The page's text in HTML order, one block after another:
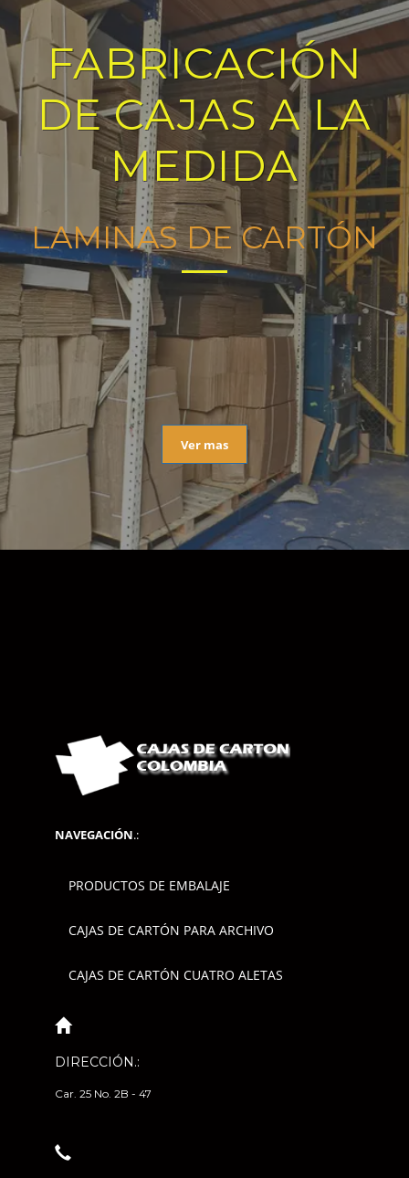
FABRICACIÓN
DE CAJAS A LA
MEDIDA
LAMINAS DE CARTÓN
Ver mas
NAVEGACIÓN.:
PRODUCTOS DE EMBALAJE
CAJAS DE CARTÓN PARA ARCHIVO
CAJAS DE CARTÓN CUATRO ALETAS
DIRECCIÓN.:
Car. 25 No. 2B - 47